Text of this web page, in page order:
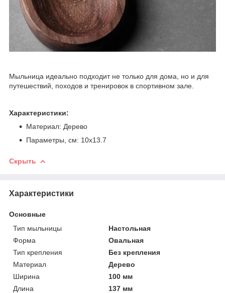
Мыльница идеально подходит не только для дома, но и для
путешествий, походов и тренировок в спортивном зале.
Характеристики:
Материал: Дерево
Параметры, см: 10х13.7
Скрыть
Характеристики
Основные
Тип мыльницы
Настольная
Форма
Овальная
Тип крепления
Без крепления
Материал
Дерево
Ширина
100 мм
Длина
137 мм